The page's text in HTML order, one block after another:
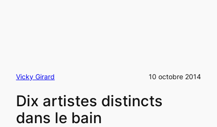
Vicky Girard 10 octobre 2014
Dix artistes distincts
dans le bain